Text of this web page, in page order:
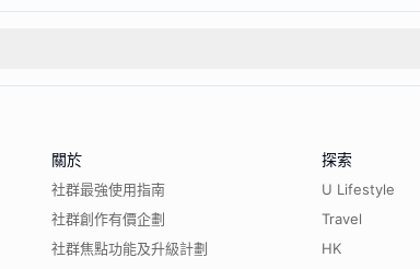
關於
社群最強使用指南
社群創作有價企劃
社群焦點功能及升級計劃
探索
U Lifestyle
Travel
HK